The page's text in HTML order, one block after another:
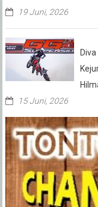
19 Juni, 2026
15 Juni, 2026